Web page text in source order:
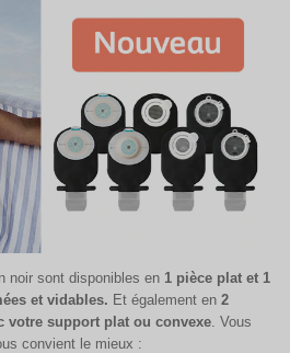
noir sont disponibles en 1 pièce plat et 1
et vidables. Et également en 2
votre support plat ou convexe . Vous
convient le mieux :